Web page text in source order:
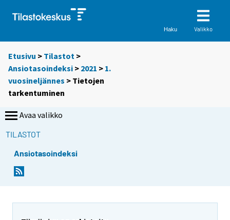
Haku Valikko
Etusivu > Tilastot >
Ansiotasoindeksi > 2021 > 1.
vuosineljännes > Tietojen
tarkentuminen
Avaa valikko
TILASTOT
Ansiotasoindeksi